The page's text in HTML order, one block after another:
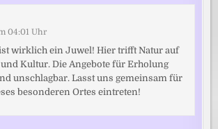
04:01 Uhr
wirklich ein Juwel! Hier trifft Natur auf
Kultur. Die Angebote für Erholung
unschlagbar. Lasst uns gemeinsam für
besonderen Ortes eintreten!